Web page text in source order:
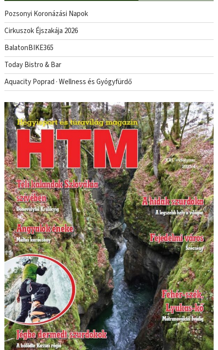
Pozsonyi Koronázási Napok
Cirkuszok Éjszakája 2026
BalatonBIKE365
Today Bistro & Bar
Aquacity Poprad · Wellness és Gyógyfürdő